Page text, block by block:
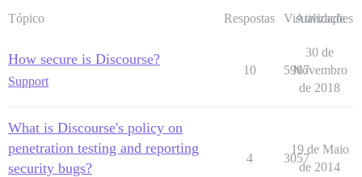
Tópico Respostas Visualizações
Atividade
How secure is Discourse?
Support
10 5987
30 de
Novembro
de 2018
What is Discourse's policy on
penetration testing and reporting
security bugs?
4 3057
19 de Maio
de 2014